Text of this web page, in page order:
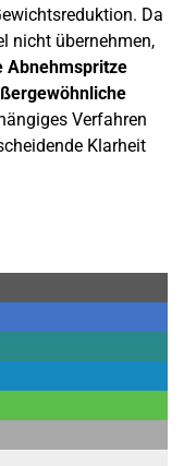
Da
nicht übernehmen,
Abnehmspritze
Verfahren
Klarheit